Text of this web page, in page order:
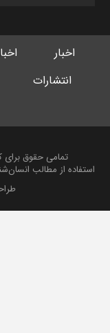
اخبار
انتشارات
تمامی حقوق برای
استفاده از مطالب